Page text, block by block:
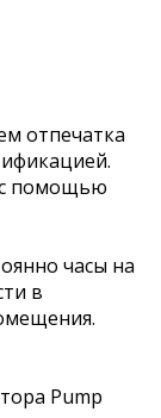
отпечатка
помощью
часы на
в
Pump